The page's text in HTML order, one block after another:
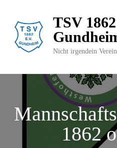
TSV 1862
Nicht irgendein
1862